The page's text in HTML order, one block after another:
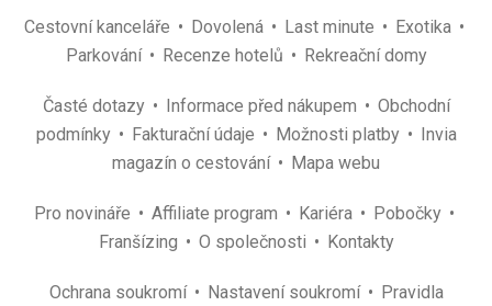
Cestovní kanceláře Dovolená Last minute
Exotika
Parkování
Recenze hotelů Rekreační domy
Časté dotazy Informace před nákupem
Obchodní
podmínky
Fakturační údaje Možnosti platby
Invia
magazín o cestování
Mapa webu
Pro novináře Affiliate program Kariéra
Pobočky
Franšízing
O společnosti Kontakty
Ochrana soukromí Nastavení soukromí
Pravidla